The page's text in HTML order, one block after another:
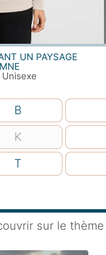
UN PAYSAGE
B
K
T
sur le thème